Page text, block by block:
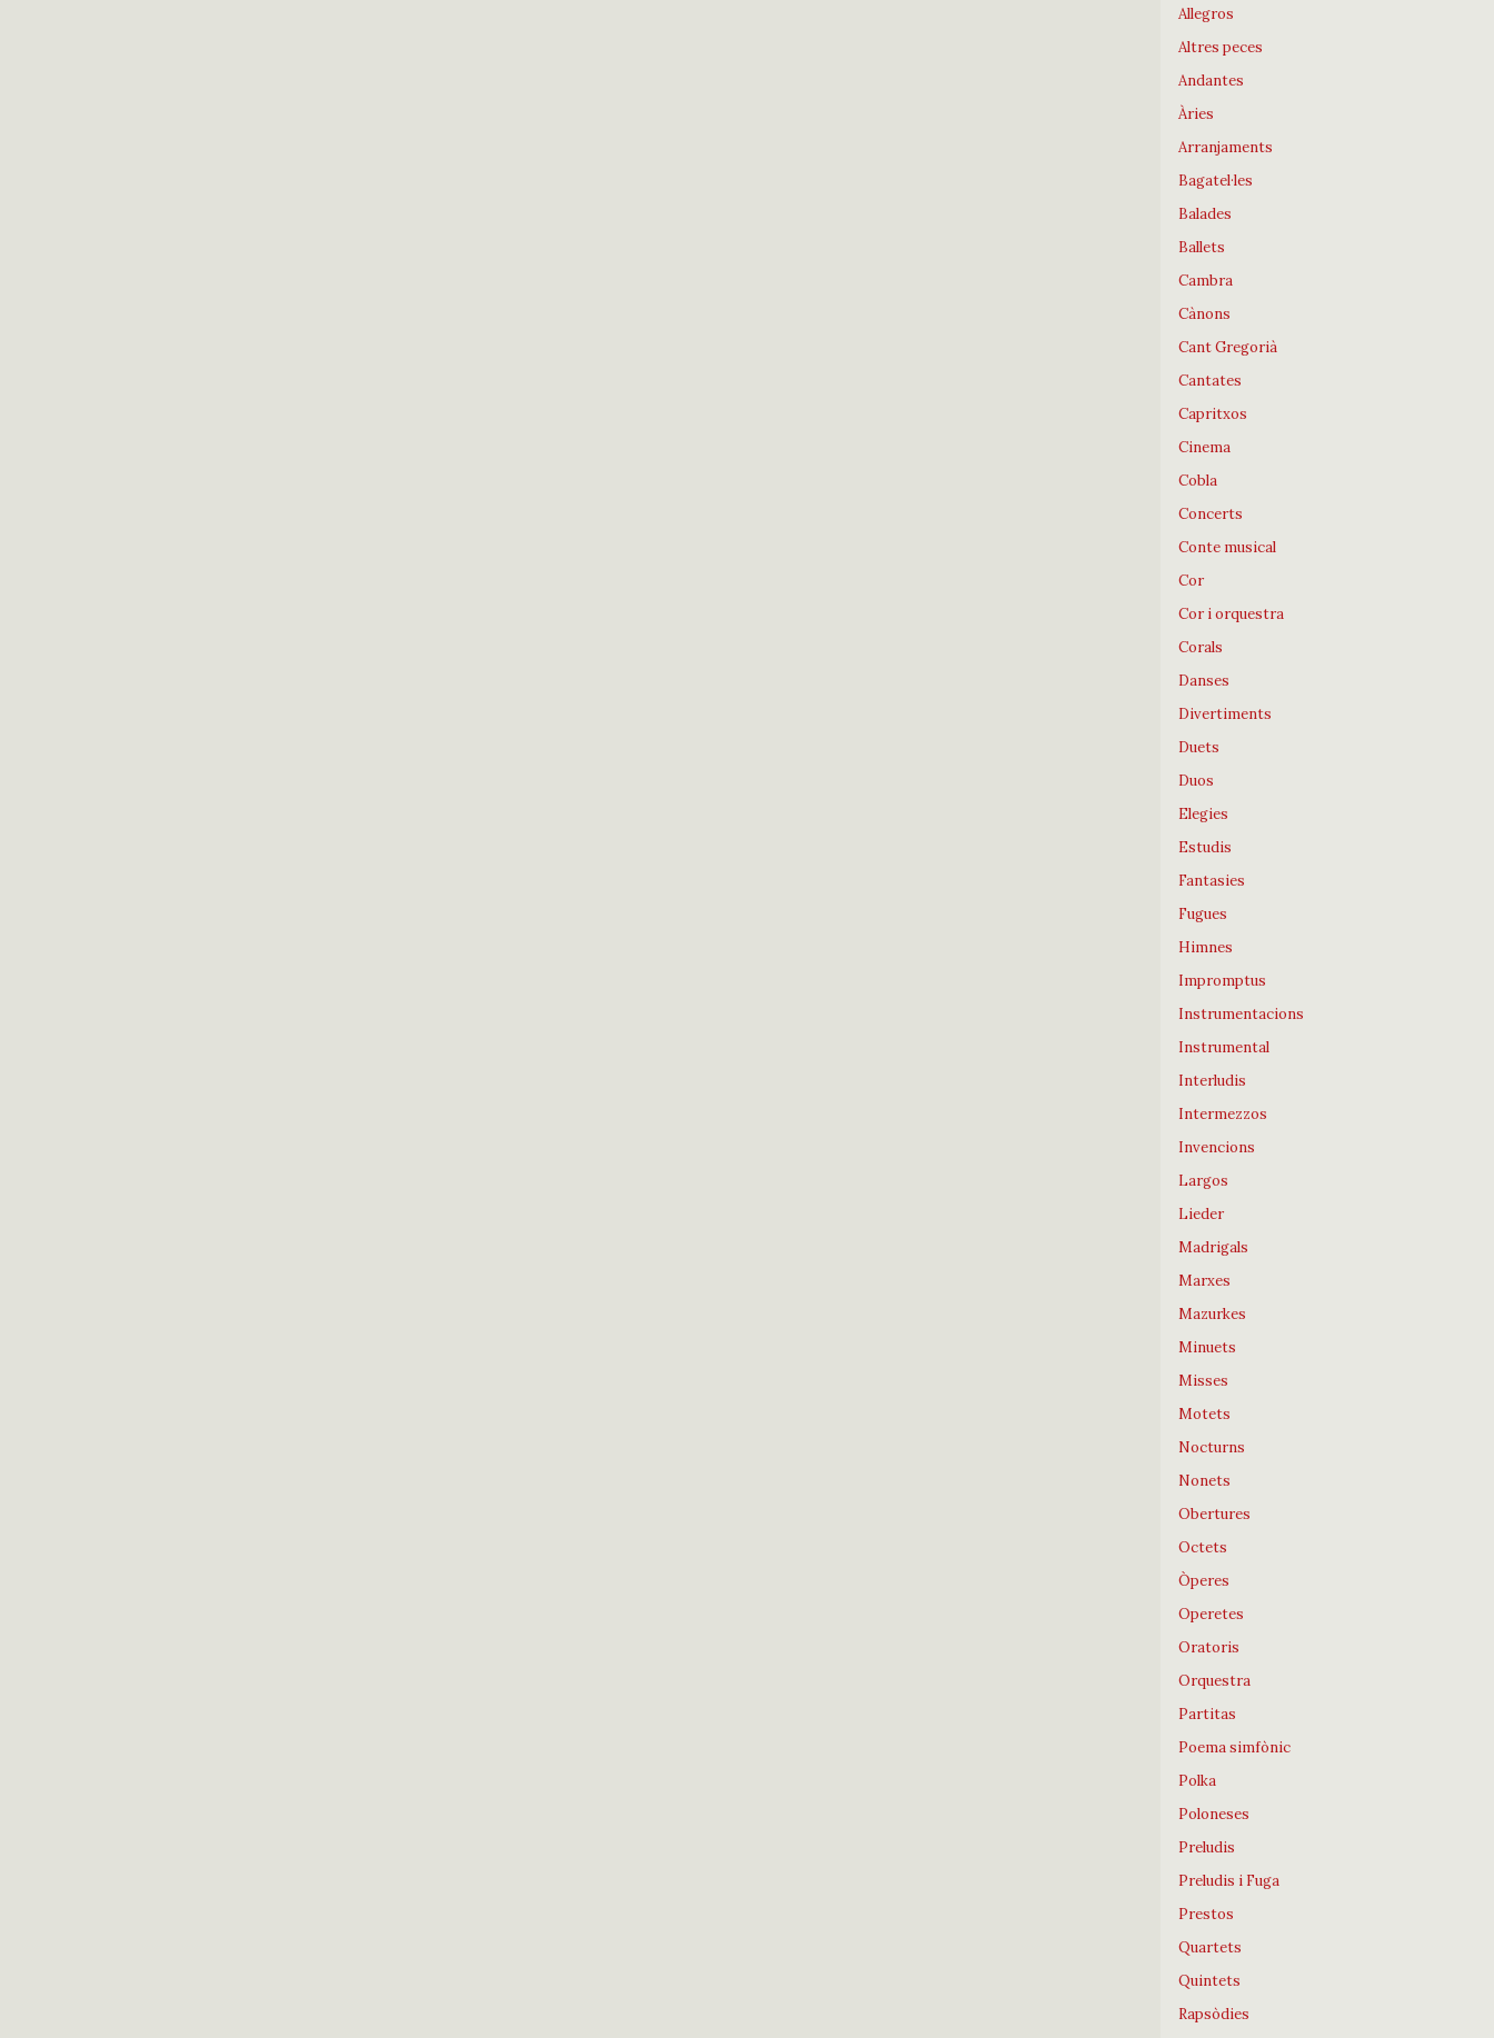
Allegros
Altres peces
Andantes
Àries
Arranjaments
Bagatel·les
Balades
Ballets
Cambra
Cànons
Cant Gregorià
Cantates
Capritxos
Cinema
Cobla
Concerts
Conte musical
Cor
Cor i orquestra
Corals
Danses
Divertiments
Duets
Duos
Elegies
Estudis
Fantasies
Fugues
Himnes
Impromptus
Instrumentacions
Instrumental
Interludis
Intermezzos
Invencions
Largos
Lieder
Madrigals
Marxes
Mazurkes
Minuets
Misses
Motets
Nocturns
Nonets
Obertures
Octets
Òperes
Operetes
Oratoris
Orquestra
Partitas
Poema simfònic
Polka
Poloneses
Preludis
Preludis i Fuga
Prestos
Quartets
Quintets
Rapsòdies